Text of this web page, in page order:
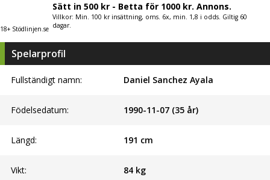
18+ Stödlinjen.se
Sätt in 500 kr - Betta för 1000 kr. Annons.
Villkor: Min. 100 kr insättning, oms. 6x, min. 1,8 i odds. Giltig 60
dagar.
Spelarprofil
Fullständigt namn: Daniel Sanchez Ayala
Födelsedatum: 1990-11-07 (35 år)
Längd: 191 cm
Vikt: 84kg